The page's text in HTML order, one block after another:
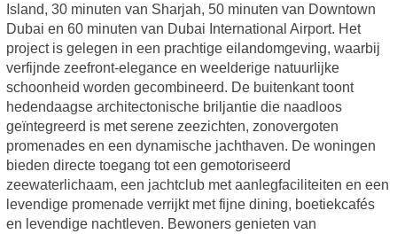
Island, 30 minuten van Sharjah, 50 minuten van Downtown
Dubai en 60 minuten van Dubai International Airport. Het
project is gelegen in een prachtige eilandomgeving, waarbij
verfijnde zeefront-elegance en weelderige natuurlijke
schoonheid worden gecombineerd. De buitenkant toont
hedendaagse architectonische briljantie die naadloos
geïntegreerd is met serene zeezichten, zonovergoten
promenades en een dynamische jachthaven. De woningen
bieden directe toegang tot een gemotoriseerd
zeewaterlichaam, een jachtclub met aanlegfaciliteiten en een
levendige promenade verrijkt met fijne dining, boetiekcafés
en levendige nachtleven. Bewoners genieten van